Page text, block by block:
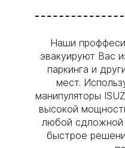
Наши
эвакуируют Вас
паркинга и
мест.
манипуляторы
высокой
любой сдложной
быстрое